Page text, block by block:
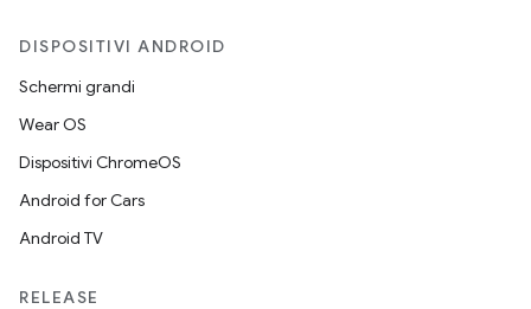
DISPOSITIVI ANDROID
Schermi grandi
Wear OS
Dispositivi ChromeOS
Android for Cars
Android TV
RELEASE